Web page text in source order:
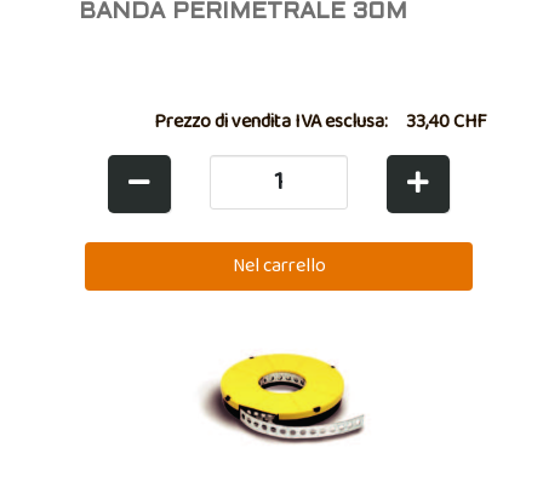
BANDA PERIMETRALE 30M
Prezzo di vendita IVA esclusa: 33,40 CHF